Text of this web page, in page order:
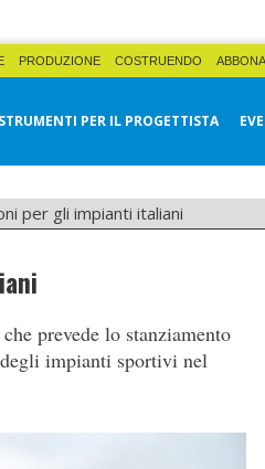
PRODUZIONE COSTRUENDO
STRUMENTI PER IL PROGETTISTA
per gli impianti italiani
prevede lo stanziamento
impianti sportivi nel